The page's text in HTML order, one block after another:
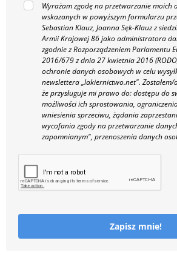
Wyrażam zgodę na przetwarzanie moich
wskazanych w powyższym formularzu
Sebastian Klauz, Joanna Sęk-Klauz z
Armii Krajowej 86 jako administratora
zgodnie z Rozporządzeniem Parlamentu
2016/679 z dnia 27 kwietnia 2016
ochronie danych osobowych w celu
newslettera „lakiernictwo.net".
że przysługuje mi prawo do: dostępu do
możliwości ich sprostowania,
wniesienia sprzeciwu, żądania
wycofania zgody na przetwarzanie
zapomnianym", przenoszenia danych
Zapisz mnie!